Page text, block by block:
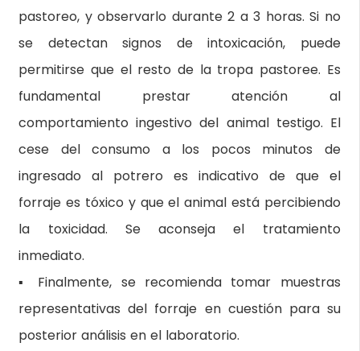
pastoreo, y observarlo durante 2 a 3 horas. Si no
se detectan signos de intoxicación, puede
permitirse que el resto de la tropa pastoree. Es
fundamental prestar atención al
comportamiento ingestivo del animal testigo. El
cese del consumo a los pocos minutos de
ingresado al potrero es indicativo de que el
forraje es tóxico y que el animal está percibiendo
la toxicidad. Se aconseja el tratamiento
inmediato.
▪ Finalmente, se recomienda tomar muestras
representativas del forraje en cuestión para su
posterior análisis en el laboratorio.